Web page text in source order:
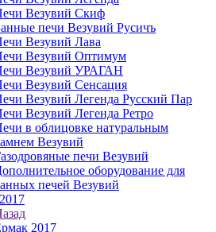
Везувий Скиф
печи Везувий Русичъ
Везувий Лава
Везувий Оптимум
Везувий УРАГАН
Везувий Сенсация
Везувий Легенда Русский Пар
Везувий Легенда Ретро
в облицовке натуральным
Везувий
печи Везувий
оборудование для
печей Везувий
2017